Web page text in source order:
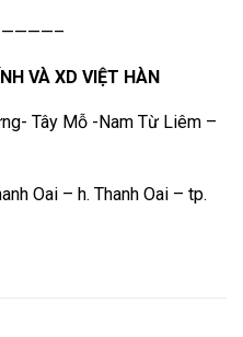
VÀ XD VIỆT HÀN
Tây Mỗ -Nam Từ Liêm –
Oai – h. Thanh Oai – tp.